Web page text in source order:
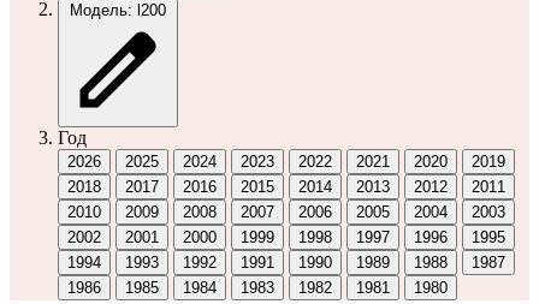
Модель: l200
Год
2026 2025 2024 2023 2022 2021 2020
2019
2018
2017 2016 2015 2014 2013 2012
2011
2010
2009 2008 2007 2006 2005 2004
2003
2002
2001 2000 1999 1998 1997 1996
1995
1994
1993 1992 1991 1990 1989 1988
1987
1986
1985 1984 1983 1982 1981 1980